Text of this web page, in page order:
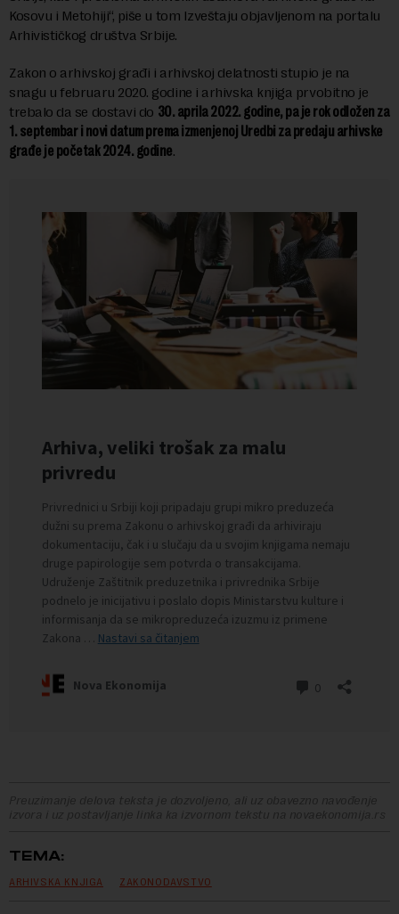
Kosovu i Metohiji“, piše u tom Izveštaju objavljenom na portalu
Arhivističkog društva Srbije.
Zakon o arhivskoj građi i arhivskoj delatnosti stupio je na
snagu u februaru 2020. godine i arhivska knjiga prvobitno je
trebalo da se dostavi do 30. aprila 2022. godine, pa je rok odložen za
1. septembar i novi datum prema izmenjenoj Uredbi za predaju arhivske
građe je početak 2024. godine.
Preuzimanje delova teksta je dozvoljeno, ali uz obavezno navođenje
izvora i uz postavljanje linka ka izvornom tekstu na novaekonomija.rs
TEMA:
ARHIVSKA KNJIGA ZAKONODAVSTVO